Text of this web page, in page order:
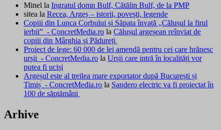
Minel la Ingratul domn Bulf, Cătălin Bulf, de la PMP
sitea la Recea, Argeș – istorii, povești, legende
Copiii din Lunca Corbului și Săpata învață „Călușul la firul
ierbii” - ConcretMedia.ro la Călușul argeșean reînviat de
copiii din Mârghia și Pădureți
Proiect de lege: 60 000 de lei amendă pentru cei care hrănesc
urșii - ConcretMedia.ro la Urșii care intră în localități vor
putea fi uciși
Argeșul este al treilea mare exportator după București și
Timiș - ConcretMedia.ro la Sandero electric va fi proiectat în
100 de săptămâni
Arhive